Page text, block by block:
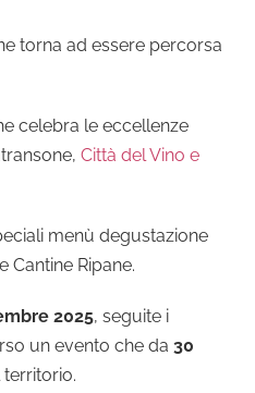
torna ad essere percorsa
celebra le eccellenze
Città del Vino e
menù degustazione
Cantine Ripane.
2025, seguite i
un evento che da30